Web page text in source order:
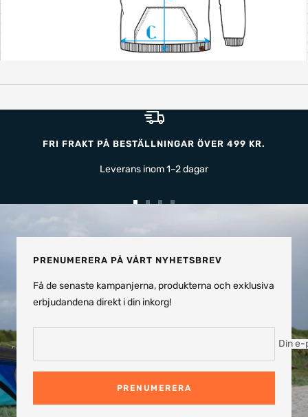
FRI FRAKT PÅ BESTÄLLNINGAR ÖVER 499 KR.
Leverans inom 1–2 dagar
1
2 3 4
PRENUMERERA PÅ VÅRT NYHETSBREV
Få de senaste kampanjerna, produkterna och exklusiva
erbjudandena direkt i din inkorg!
Din e-
PRENUMERERA